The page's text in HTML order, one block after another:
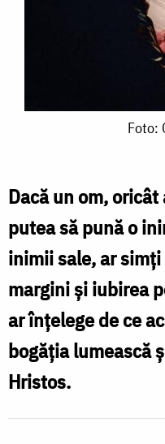
Foto:
Dacă un om,
putea să pună o
inimii sale, ar
margini şi iubirea
ar înţelege de ce
bogăţia lumească
Hristos.